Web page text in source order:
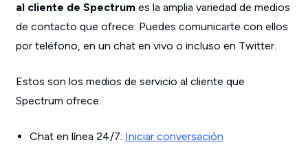
al cliente de Spectrumes la amplia variedad de medios
de contacto que ofrece. Puedes comunicarte con ellos
por teléfono, en un chat en vivo o incluso en Twitter.
Estos son los medios de servicio al cliente que
Spectrum ofrece:
Chat en línea 24/7: Iniciar conversación